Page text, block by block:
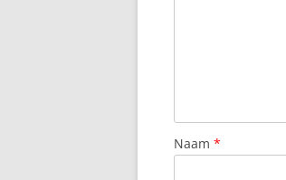
Naam *